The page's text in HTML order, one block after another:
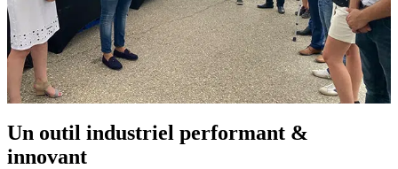
Un outil industriel performant &
innovant